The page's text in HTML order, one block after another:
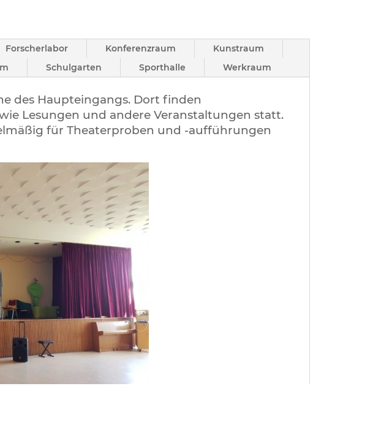
Forscherlabor Konferenzraum
Kunstraum
Schulgarten Sporthalle Werkraum
des Haupteingangs. Dort finden
Lesungen und andere Veranstaltungen statt.
für Theaterproben und -aufführungen